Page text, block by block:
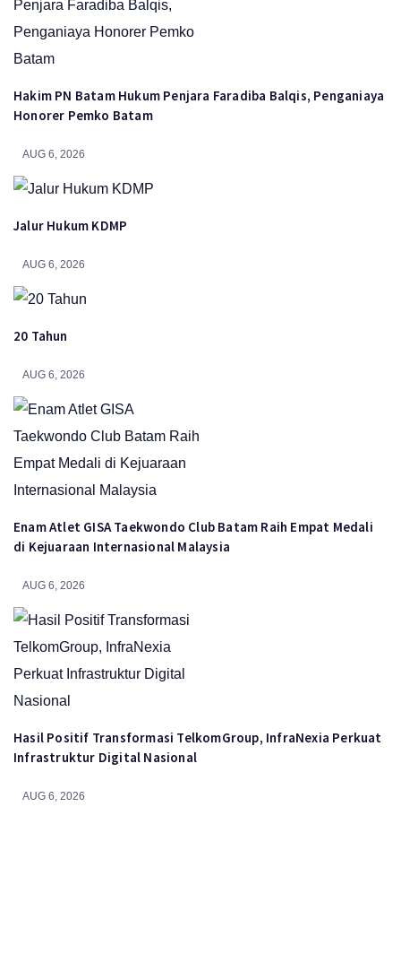
Hakim PN Batam Hukum Penjara Faradiba Balqis, Penganiaya
Honorer Pemko Batam
AUG 6, 2026
Jalur Hukum KDMP
AUG 6, 2026
20 Tahun
AUG 6, 2026
Enam Atlet GISA Taekwondo Club Batam Raih Empat Medali
di Kejuaraan Internasional Malaysia
AUG 6, 2026
Hasil Positif Transformasi TelkomGroup, InfraNexia Perkuat
Infrastruktur Digital Nasional
AUG 6, 2026